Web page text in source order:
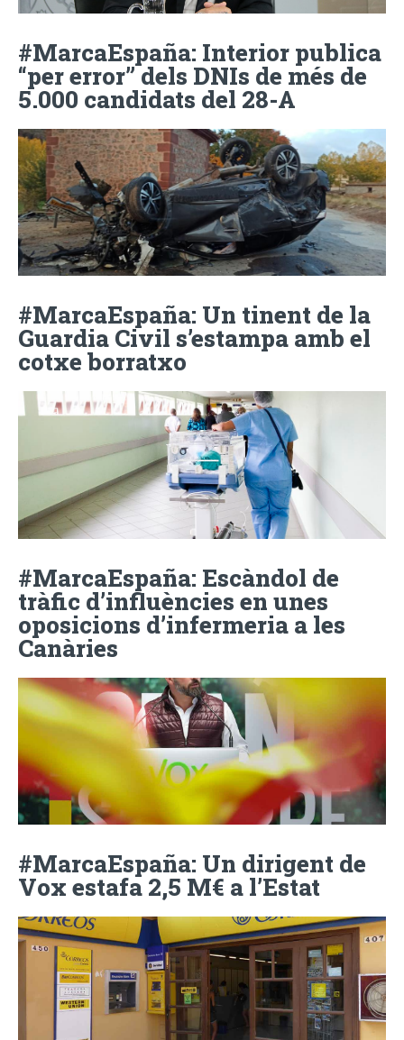
#MarcaEspaña: Interior publica
“per error” dels DNIs de més de
5.000 candidats del 28-A
#MarcaEspaña: Un tinent de la
Guardia Civil s’estampa amb el
cotxe borratxo
#MarcaEspaña: Escàndol de
tràfic d’influències en unes
oposicions d’infermeria a les
Canàries
#MarcaEspaña: Un dirigent de
Vox estafa 2,5 M€ a l’Estat